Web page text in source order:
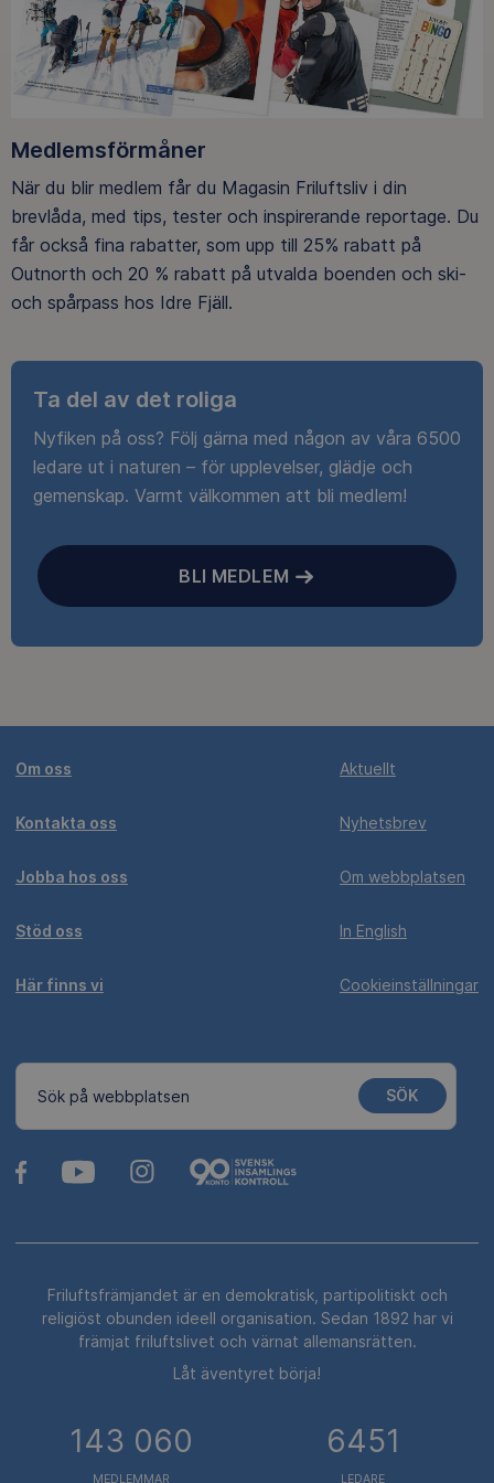
Medlemsförmåner
När du blir medlem får du Magasin Friluftsliv i din
brevlåda, med tips, tester och inspirerande reportage. Du
får också fina rabatter, som upp till 25% rabatt på
Outnorth och 20 % rabatt på utvalda boenden och ski-
och spårpass hos Idre Fjäll.
Ta del av det roliga
Nyfiken på oss? Följ gärna med någon av våra 6500
ledare ut i naturen – för upplevelser, glädje och
gemenskap. Varmt välkommen att bli medlem!
BLI MEDLEM
Om oss
Kontakta oss
Jobba hos oss
Stöd oss
Här finns vi
Aktuellt
Nyhetsbrev
Om webbplatsen
In English
Cookieinställningar
Sök på webbplatsen SÖK
Friluftsfrämjandet är en demokratisk, partipolitiskt och
religiöst obunden ideell organisation. Sedan 1892 har vi
främjat friluftslivet och värnat allemansrätten.
Låt äventyret börja!
143 060
MEDLEMMAR
6451
LEDARE